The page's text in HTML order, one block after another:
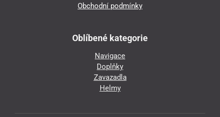
Obchodní podmínky
Oblíbené kategorie
Navigace
Doplňky
Zavazadla
Helmy